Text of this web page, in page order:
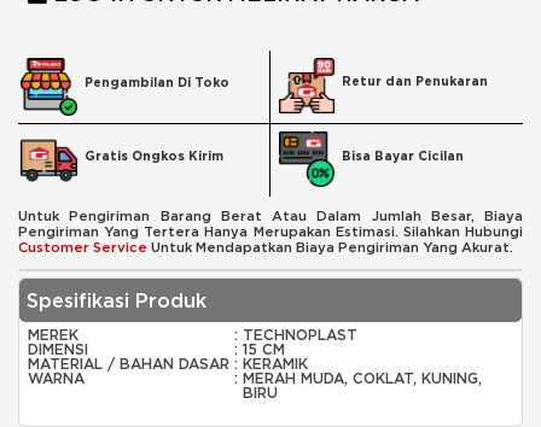
Pengambilan Di Toko Retur dan Penukaran
Gratis Ongkos Kirim Bisa Bayar Cicilan
Untuk Pengiriman Barang Berat Atau Dalam Jumlah Besar, Biaya
Pengiriman Yang Tertera Hanya Merupakan Estimasi. Silahkan Hubungi
Customer Service Untuk Mendapatkan Biaya Pengiriman Yang Akurat.
Spesifikasi Produk
MEREK : TECHNOPLAST
DIMENSI
: 15 CM
MATERIAL / BAHAN DASAR : KERAMIK
WARNA
: MERAH MUDA, COKLAT, KUNING,
BIRU